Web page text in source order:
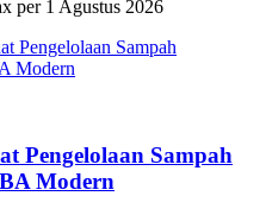
per 1 Agustus 2026
Pengelolaan Sampah
Modern